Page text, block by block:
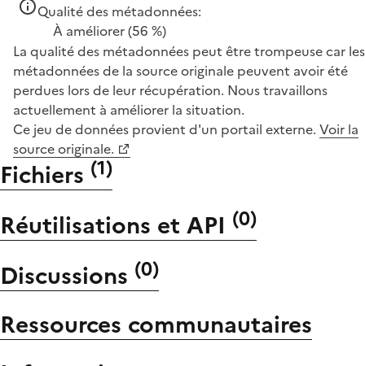
Qualité des métadonnées:
À améliorer(56 %)
La qualité des métadonnées peut être trompeuse car les
métadonnées de la source originale peuvent avoir été
perdues lors de leur récupération. Nous travaillons
actuellement à améliorer la situation.
Ce jeu de données provient d'un portail externe. Voir la
source originale.
Fichiers (1)
Réutilisations et API (0)
Discussions (0)
Ressources communautaires